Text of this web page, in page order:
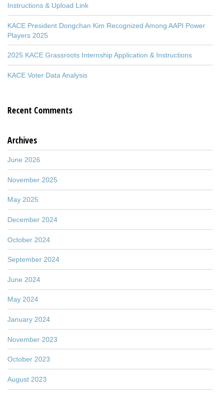
Instructions & Upload Link
KACE President Dongchan Kim Recognized Among AAPI Power
Players 2025
2025 KACE Grassroots Internship Application & Instructions
KACE Voter Data Analysis
Recent Comments
Archives
June 2026
November 2025
May 2025
December 2024
October 2024
September 2024
June 2024
May 2024
January 2024
November 2023
October 2023
August 2023